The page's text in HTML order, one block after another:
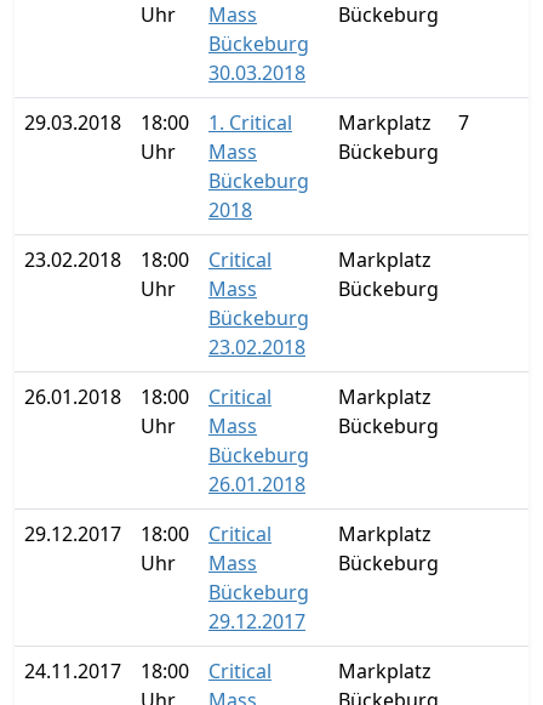
Uhr
Mass
Bückeburg
30.03.2018
Bückeburg
29.03.2018
18:00
Uhr
1. Critical
Mass
Bückeburg
2018
Markplatz
Bückeburg
7
23.02.2018
18:00
Uhr
Critical
Mass
Bückeburg
23.02.2018
Markplatz
Bückeburg
26.01.2018
18:00
Uhr
Critical
Mass
Bückeburg
26.01.2018
Markplatz
Bückeburg
29.12.2017
18:00
Uhr
Critical
Mass
Bückeburg
29.12.2017
Markplatz
Bückeburg
24.11.2017
18:00
Critical
Markplatz